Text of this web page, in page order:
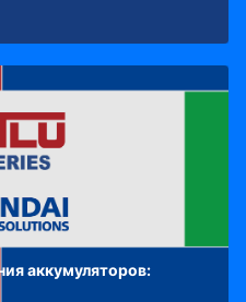
аккумуляторов: